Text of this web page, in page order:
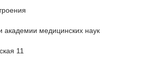
академии медицинских наук
11